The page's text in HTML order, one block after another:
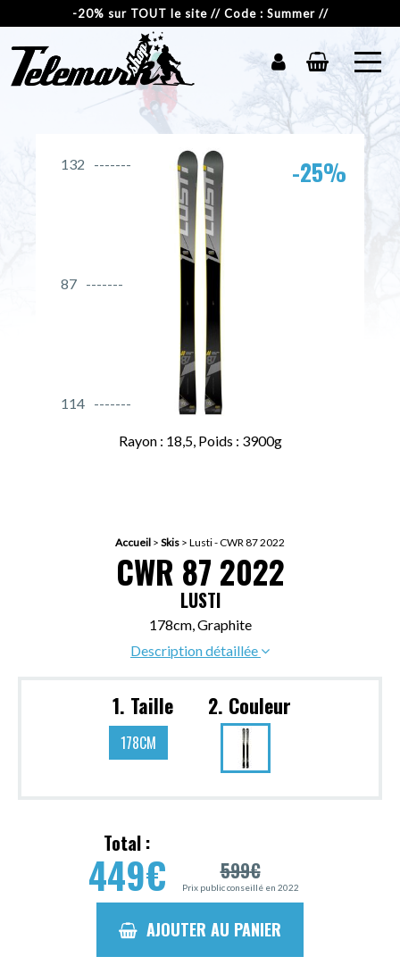
-20% sur TOUT le site // Code : Summer //
132
87
114
-25%
Rayon : 18,5, Poids : 3900g
Accueil > Skis > Lusti - CWR 87 2022
CWR 87 2022
LUSTI
178cm, Graphite
Description détaillée
1. Taille
178CM
2. Couleur
Total :
449€ 599€
Prix public conseillé en 2022
AJOUTER AU PANIER